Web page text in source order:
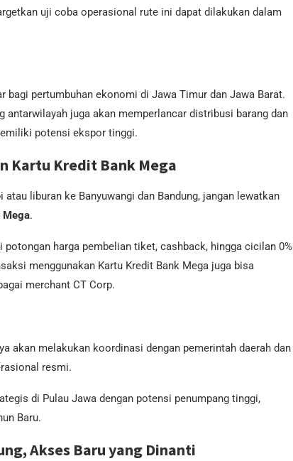
uji coba operasional rute ini dapat dilakukan dalam
bagi pertumbuhan ekonomi di Jawa Timur dan Jawa Barat.
juga akan memperlancar distribusi barang dan
potensi ekspor tinggi.
Kartu Kredit Bank Mega
liburan ke Banyuwangi dan Bandung, jangan lewatkan
Mega.
harga pembelian tiket, cashback, hingga cicilan 0%
menggunakan Kartu Kredit Bank Mega juga bisa
merchant CT Corp.
akan melakukan koordinasi dengan pemerintah daerah dan
resmi.
di Pulau Jawa dengan potensi penumpang tinggi,
Baru.
Akses Baru yang Dinanti